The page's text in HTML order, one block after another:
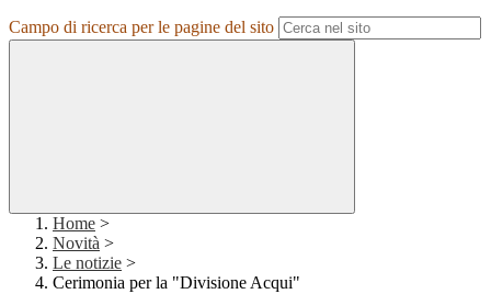
Campo di ricerca per le pagine del sito
Home >
Novità >
Le notizie >
Cerimonia per la "Divisione Acqui"